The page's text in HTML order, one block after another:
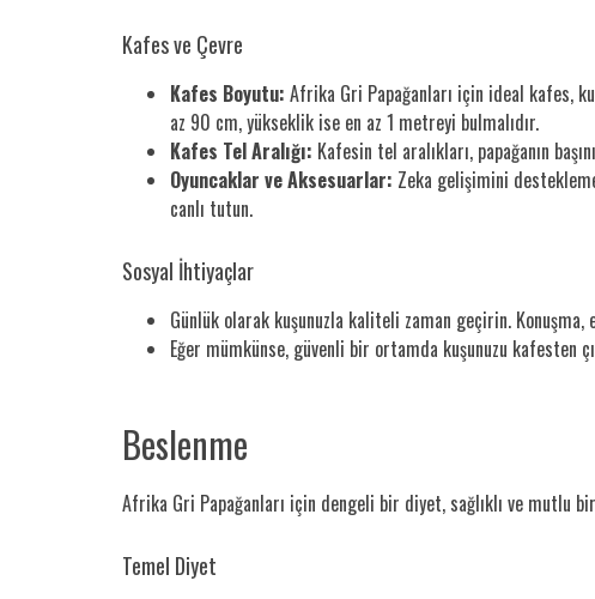
Kafes ve Çevre
Kafes Boyutu: Afrika Gri Papağanları için ideal kafes,
az 90 cm, yükseklik ise en az 1 metreyi bulmalıdır.
Kafes Tel Aralığı: Kafesin tel aralıkları, papağanın
Oyuncaklar ve Aksesuarlar: Zeka gelişimini
canlı tutun.
Sosyal İhtiyaçlar
Günlük olarak kuşunuzla kaliteli zaman geçirin. Konuşma,
Eğer mümkünse, güvenli bir ortamda kuşunuzu kafesten
Beslenme
Afrika Gri Papağanları için dengeli bir diyet, sağlıklı ve mutlu
Temel Diyet